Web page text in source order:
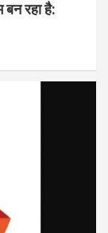
रहा है: